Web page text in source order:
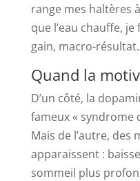
range mes haltères
que l’eau chauffe,
gain, macro-résultat.
Quand la
D’un côté, la
fameux « syndrome
Mais de l’autre,
apparaissent :
sommeil plus